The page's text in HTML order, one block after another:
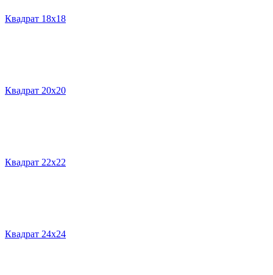
Квадрат 18х18
Квадрат 20х20
Квадрат 22х22
Квадрат 24х24